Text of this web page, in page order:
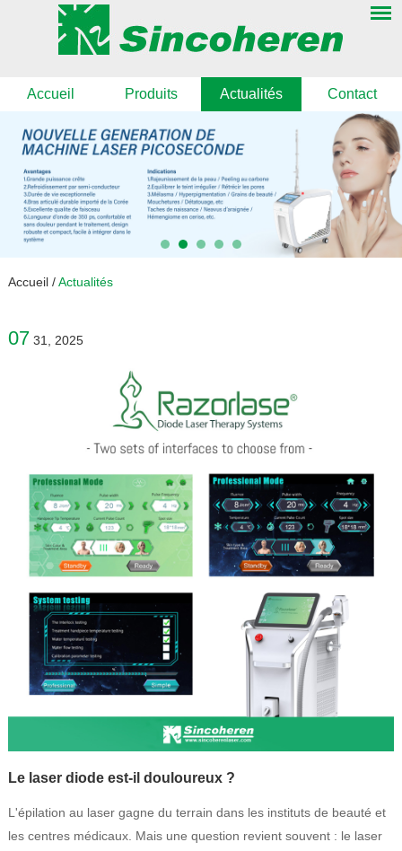
Accueil Produits Actualités Contact
Accueil /Actualités
07 31, 2025
Le laser diode est-il douloureux ?
L'épilation au laser gagne du terrain dans les instituts de beauté et
les centres médicaux. Mais une question revient souvent : le laser